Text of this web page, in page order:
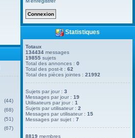
(44)
(68)
(51)
(67)
Statistiques
Totaux
134434 messages
19855 sujets
Total des annonces :0
Total des post-it :62
Total des pièces jointes :21992
Sujets par jour :3
Messages par jour :19
Utilisateurs par jour :1
Sujets par utilisateur :2
Messages par utilisateur :15
Messages par sujet :7
8819 membres